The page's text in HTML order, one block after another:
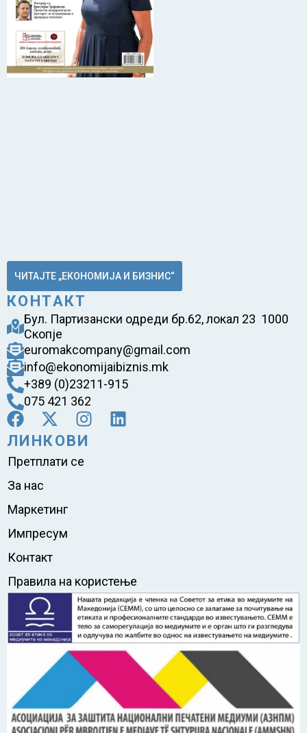
ЧИТАЈТЕ „ЕКОНОМИЈА И БИЗНИС“
КОНТАКТ
Бул. Партизански одреди бр.62, локал 23 1000
Скопје
euromakcompany@gmail.com
info@ekonomijaibiznis.mk
+389 (0)23211-915
075 421 362
ЛИНКОВИ
Претплати се
За нас
Маркетинг
Импресум
Контакт
Правила на користење